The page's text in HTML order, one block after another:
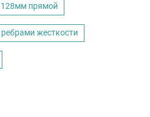
128мм прямой
жесткости